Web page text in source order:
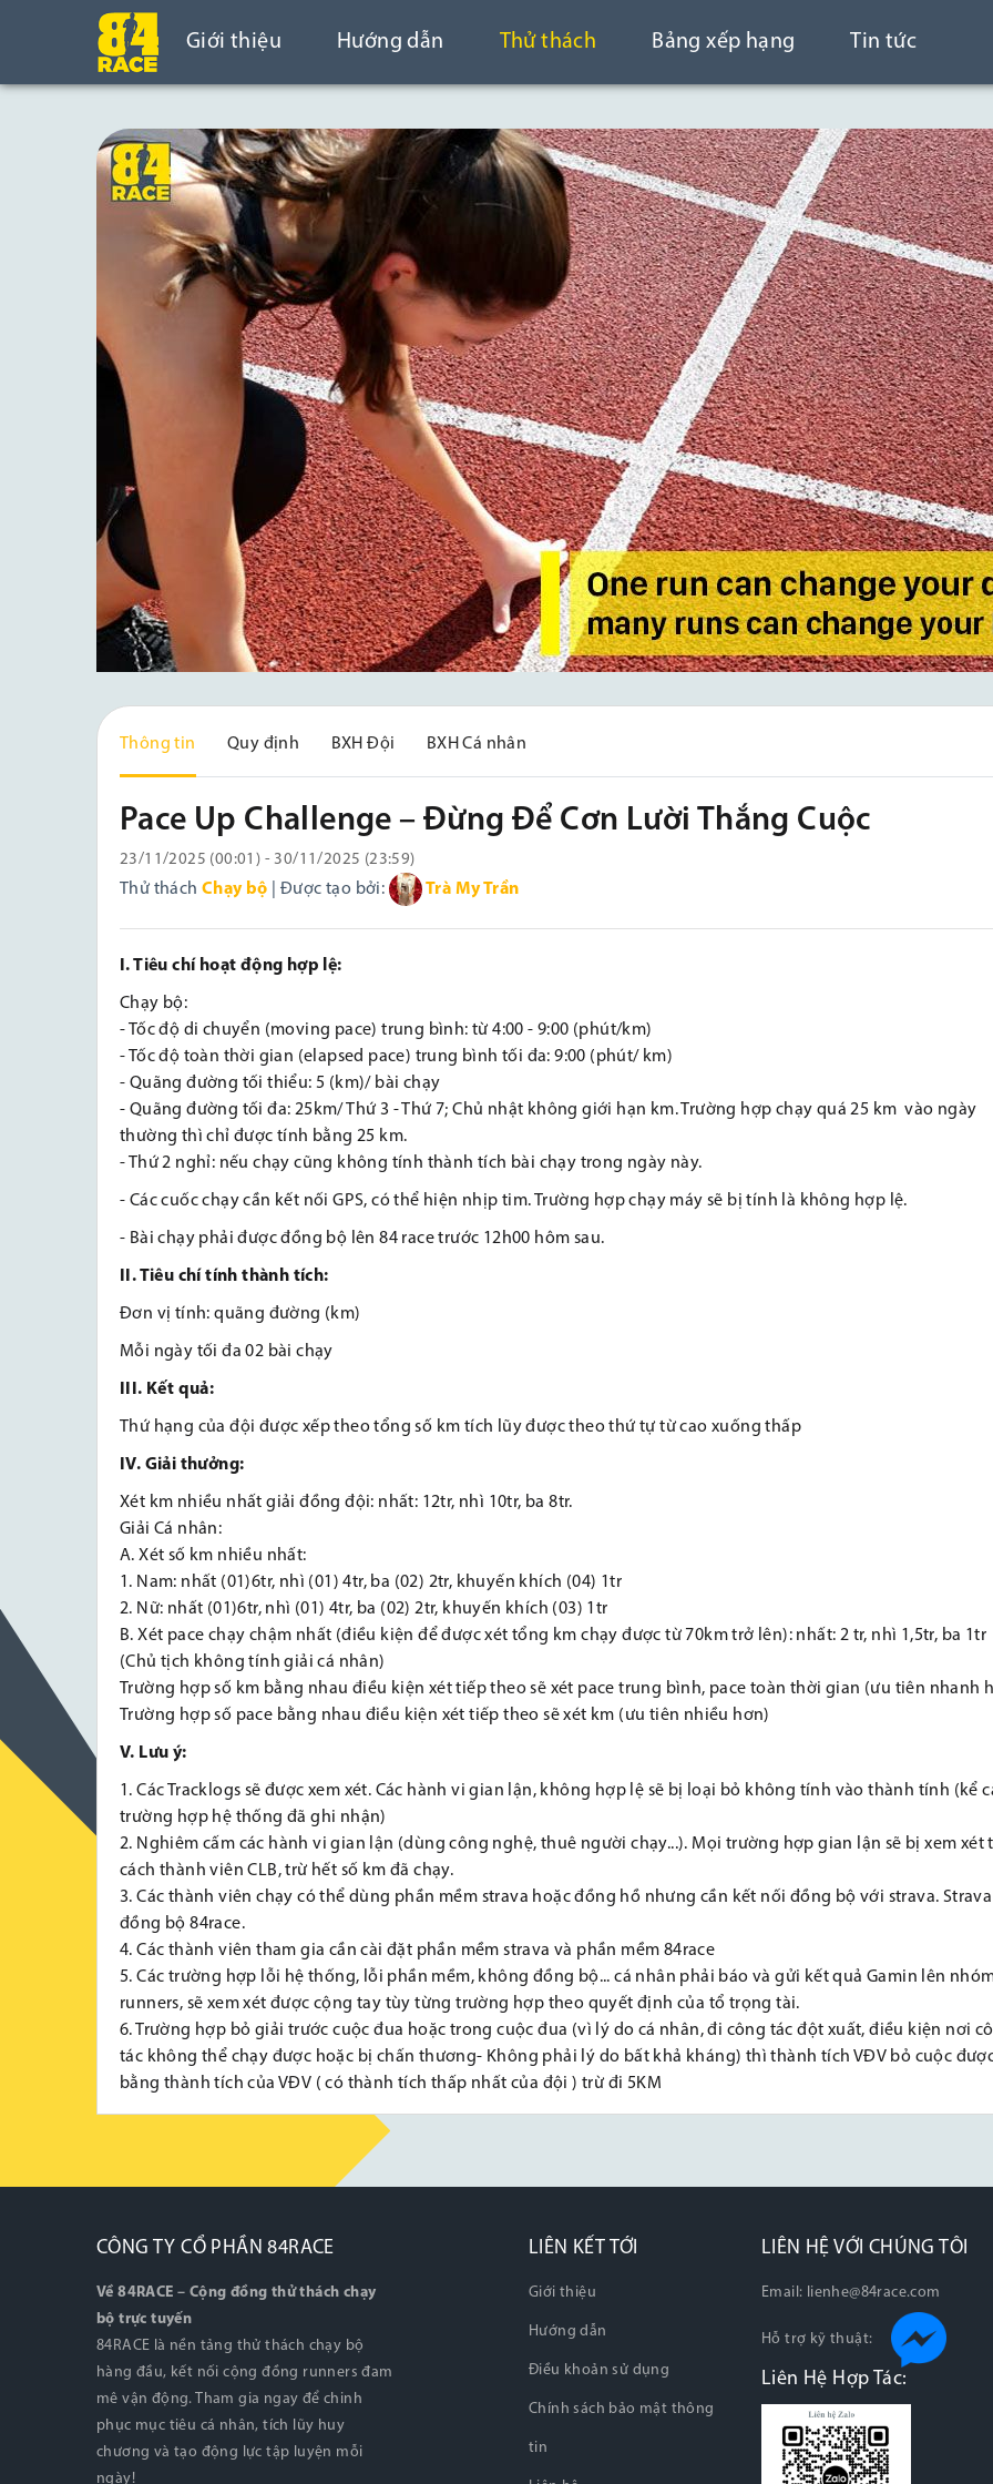
Giới thiệu Hướng dẫn Thử thách Bảng xếp hạng Tin tức
Thông tin Quy định BXH Đội BXH Cá nhân
Pace Up Challenge – Đừng Để Cơn Lười Thắng Cuộc
23/11/2025 (00:01) - 30/11/2025 (23:59)
Thử thách Chạy bộ | Được tạo bởi: Trà My Trần
I. Tiêu chí hoạt động hợp lệ:
Chạy bộ:
- Tốc độ di chuyển (moving pace) trung bình: từ 4:00 - 9:00 (phút/km)
- Tốc độ toàn thời gian (elapsed pace) trung bình tối đa: 9:00 (phút/ km)
- Quãng đường tối thiểu: 5 (km)/ bài chạy
- Quãng đường tối đa: 25km/ Thứ 3 - Thứ 7; Chủ nhật không giới hạn km. Trường hợp chạy quá 25 km vào ngày
thường thì chỉ được tính bằng 25 km.
- Thứ 2 nghỉ: nếu chạy cũng không tính thành tích bài chạy trong ngày này.
- Các cuốc chạy cần kết nối GPS, có thể hiện nhịp tim. Trường hợp chạy máy sẽ bị tính là không hợp lệ.
- Bài chạy phải được đồng bộ lên 84 race trước 12h00 hôm sau.
II. Tiêu chí tính thành tích:
Đơn vị tính: quãng đường (km)
Mỗi ngày tối đa 02 bài chạy
III. Kết quả:
Thứ hạng của đội được xếp theo tổng số km tích lũy được theo thứ tự từ cao xuống thấp
IV. Giải thưởng:
Xét km nhiều nhất giải đồng đội: nhất: 12tr, nhì 10tr, ba 8tr.
Giải Cá nhân:
A. Xét số km nhiều nhất:
1. Nam: nhất (01)6tr, nhì (01) 4tr, ba (02) 2tr, khuyến khích (04) 1tr
2. Nữ: nhất (01)6tr, nhì (01) 4tr, ba (02) 2tr, khuyến khích (03) 1tr
B. Xét pace chạy chậm nhất (điều kiện để được xét tổng km chạy được từ 70km trở lên): nhất: 2 tr, nhì 1,5tr, ba 1tr
(Chủ tịch không tính giải cá nhân)
Trường hợp số km bằng nhau điều kiện xét tiếp theo sẽ xét pace trung bình, pace toàn thời gian (ưu tiên nhanh
Trường hợp số pace bằng nhau điều kiện xét tiếp theo sẽ xét km (ưu tiên nhiều hơn)
V. Lưu ý:
1. Các Tracklogs sẽ được xem xét. Các hành vi gian lận, không hợp lệ sẽ bị loại bỏ không tính vào thành tính (kể
trường hợp hệ thống đã ghi nhận)
2. Nghiêm cấm các hành vi gian lận (dùng công nghệ, thuê người chạy...). Mọi trường hợp gian lận sẽ bị xem xét
cách thành viên CLB, trừ hết số km đã chạy.
3. Các thành viên chạy có thể dùng phần mềm strava hoặc đồng hồ nhưng cần kết nối đồng bộ với strava. Strava
đồng bộ 84race.
4. Các thành viên tham gia cần cài đặt phần mềm strava và phần mềm 84race
5. Các trường hợp lỗi hệ thống, lỗi phần mềm, không đồng bộ... cá nhân phải báo và gửi kết quả Gamin lên
runners, sẽ xem xét được cộng tay tùy từng trường hợp theo quyết định của tổ trọng tài.
6. Trường hợp bỏ giải trước cuộc đua hoặc trong cuộc đua (vì lý do cá nhân, đi công tác đột xuất, điều kiện nơi
tác không thể chạy được hoặc bị chấn thương- Không phải lý do bất khả kháng) thì thành tích VĐV bỏ cuộc
bằng thành tích của VĐV ( có thành tích thấp nhất của đội ) trừ đi 5KM
CÔNG TY CỔ PHẦN 84RACE
Về 84RACE – Cộng đồng thử thách chạy
bộ trực tuyến
84RACE là nền tảng thử thách chạy bộ
hàng đầu, kết nối cộng đồng runners đam
mê vận động. Tham gia ngay để chinh
phục mục tiêu cá nhân, tích lũy huy
chương và tạo động lực tập luyện mỗi
ngày!
LIÊN KẾT TỚI
Giới thiệu
Hướng dẫn
Điều khoản sử dụng
Chính sách bảo mật thông
tin
LIÊN HỆ VỚI CHÚNG TÔI
Email: lienhe@84race.com
Hỗ trợ kỹ thuật:
Liên Hệ Hợp Tác: